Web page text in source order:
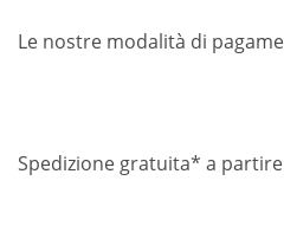
Le nostre modalità di
Spedizione gratuita* a